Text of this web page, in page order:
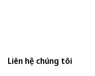
Liên hệ chúng tôi